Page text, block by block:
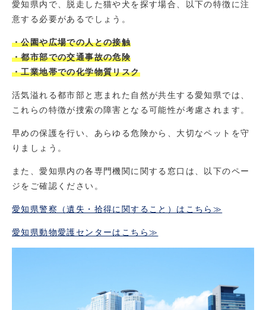
愛知県内で、脱走した猫や犬を探す場合、以下の特徴に注
意する必要があるでしょう。
・公園や広場での人との接触
・都市部での交通事故の危険
・工業地帯での化学物質リスク
活気溢れる都市部と恵まれた自然が共生する愛知県では、
これらの特徴が捜索の障害となる可能性が考慮されます。
早めの保護を行い、あらゆる危険から、大切なペットを守
りましょう。
また、愛知県内の各専門機関に関する窓口は、以下のペー
ジをご確認ください。
愛知県警察（遺失・拾得に関すること）はこちら≫
愛知県動物愛護センターはこちら≫